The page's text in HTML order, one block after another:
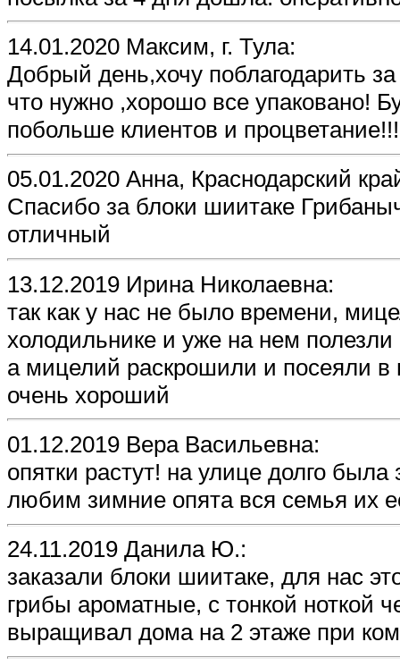
14.01.2020 Максим, г. Тула:
Добрый день,хочу поблагодарить
что нужно ,хорошо все упаковано!
побольше клиентов и процветание!!!
05.01.2020 Анна, Краснодарский
Спасибо за блоки шиитаке
отличный
13.12.2019 Ирина Николаевна:
так как у нас не было времени,
холодильнике и уже на нем
а мицелий раскрошили и посеяли в
очень хороший
01.12.2019 Вера Васильевна:
опятки растут! на улице долго
любим зимние опята вся семья их
24.11.2019 Данила Ю.:
заказали блоки шиитаке, для нас
грибы ароматные, с тонкой ноткой
выращивал дома на 2 этаже при